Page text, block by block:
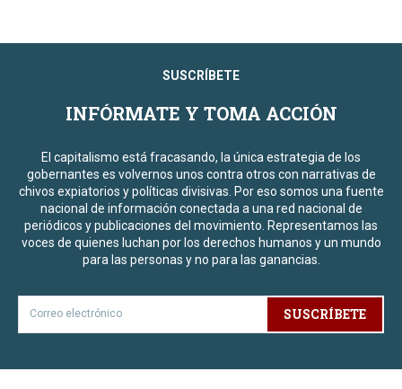
SUSCRÍBETE
INFÓRMATE Y TOMA ACCIÓN
El capitalismo está fracasando, la única estrategia de los
gobernantes es volvernos unos contra otros con narrativas de
chivos expiatorios y políticas divisivas. Por eso somos una fuente
nacional de información conectada a una red nacional de
periódicos y publicaciones del movimiento. Representamos las
voces de quienes luchan por los derechos humanos y un mundo
para las personas y no para las ganancias.
SUSCRÍBETE